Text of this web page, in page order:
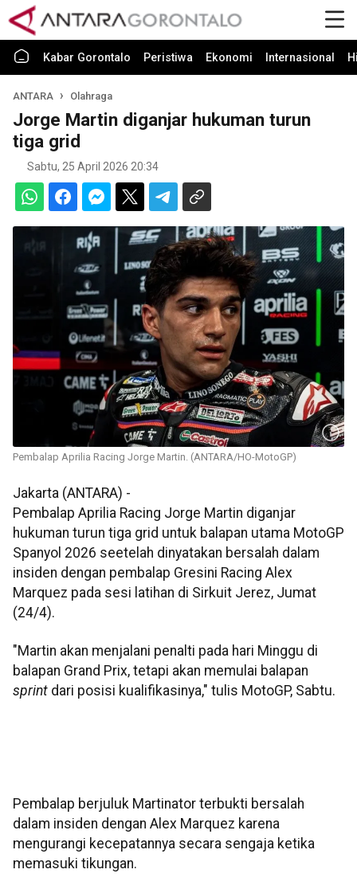
Kabar Gorontalo Peristiwa Ekonomi Internasional
ANTARA Olahraga
Jorge Martin diganjar hukuman turun
tiga grid
Sabtu, 25 April 2026 20:34
Pembalap Aprilia Racing Jorge Martin. (ANTARA/HO-MotoGP)
Jakarta (ANTARA) -
Pembalap Aprilia Racing Jorge Martin diganjar
hukuman turun tiga grid untuk balapan utama MotoGP
Spanyol 2026 seetelah dinyatakan bersalah dalam
insiden dengan pembalap Gresini Racing Alex
Marquez pada sesi latihan di Sirkuit Jerez, Jumat
(24/4).
"Martin akan menjalani penalti pada hari Minggu di
balapan Grand Prix, tetapi akan memulai balapan
sprint dari posisi kualifikasinya," tulis MotoGP, Sabtu.
Pembalap berjuluk Martinator terbukti bersalah
dalam insiden dengan Alex Marquez karena
mengurangi kecepatannya secara sengaja ketika
memasuki tikungan.